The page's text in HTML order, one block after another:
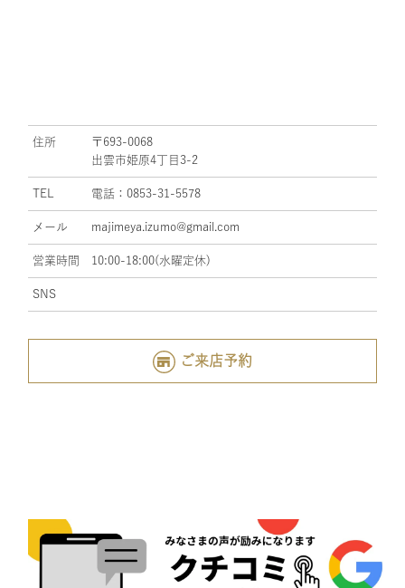
住所
〒693-0068
出雲市姫原4丁目3-2
TEL 電話：0853-31-5578
メール majimeya.izumo@gmail.com
営業時間 10:00-18:00(水曜定休)
SNS
ご来店予約